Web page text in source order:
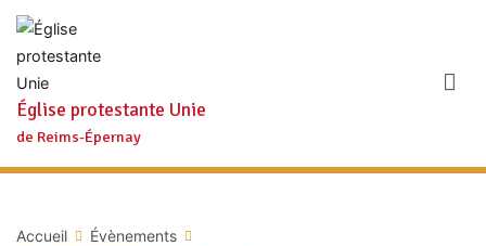
Aller
contenu
Église protestante Unie
de Reims-Épernay
Accueil
Évènements